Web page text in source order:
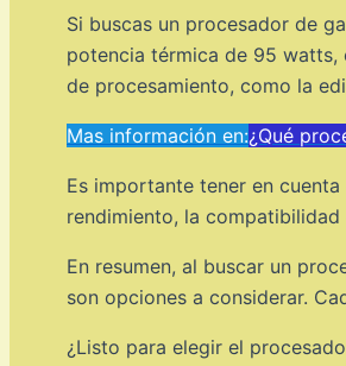
Si buscas un procesador de
potencia térmica de 95 watts,
de procesamiento, como la
Mas información en:¿Qué
Es importante tener en
rendimiento, la
En resumen, al buscar un
son opciones a considerar.
¿Listo para elegir el